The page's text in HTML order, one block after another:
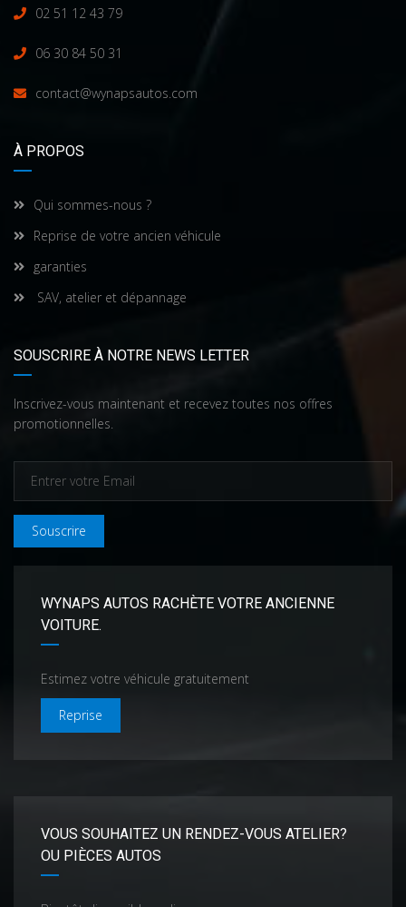
02 51 12 43 79
06 30 84 50 31
contact@wynapsautos.com
À PROPOS
Qui sommes-nous ?
Reprise de votre ancien véhicule
garanties
SAV, atelier et dépannage
SOUSCRIRE À NOTRE NEWS LETTER
Inscrivez-vous maintenant et recevez toutes nos offres
promotionnelles.
Souscrire
WYNAPS AUTOS RACHÈTE VOTRE ANCIENNE
VOITURE.
Estimez votre véhicule gratuitement
Reprise
VOUS SOUHAITEZ UN RENDEZ-VOUS ATELIER?
OU PIÈCES AUTOS